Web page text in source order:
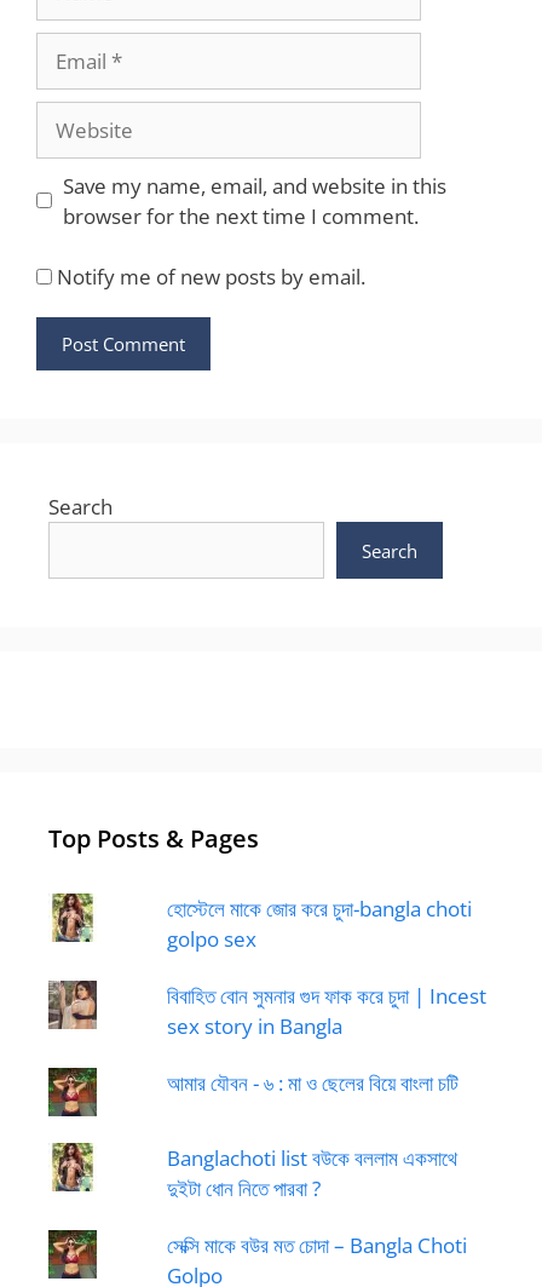
Website
Save my name, email, and website in this
browser for the next time I comment.
Notify me of new posts by email.
Search
Search
Top Posts & Pages
হোস্টেলে মাকে জোর করে চুদা-bangla choti
golpo sex
বিবাহিত বোন সুমনার গুদ ফাক করে চুদা | Incest
sex story in Bangla
আমার যৌবন - ৬ : মা ও ছেলের বিয়ে বাংলা চটি
Banglachoti list বউকে বললাম একসাথে
দুইটা ধোন নিতে পারবা ?
সেক্সি মাকে বউর মত চোদা – Bangla Choti
Golpo